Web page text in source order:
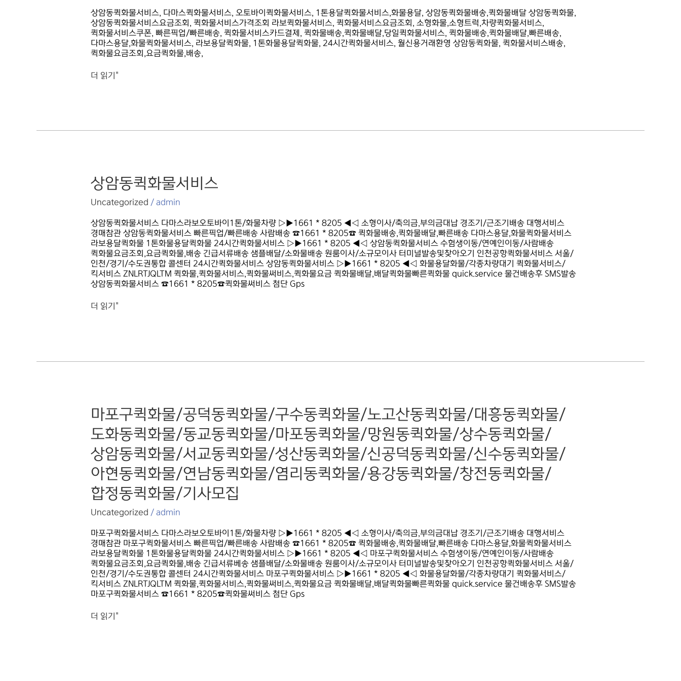
상암동퀵화물서비스, 다마스퀵화물서비스, 오토바이퀵화물서비스, 1톤용달퀵화물서비스,화물용달, 상암동퀵화물배송,퀵화물배달 상암동퀵화물,
상암동퀵화물서비스요금조회, 퀵화물서비스가격조회 라보퀵화물서비스, 퀵화물서비스요금조회, 소형화물,소형트럭,차량퀵화물서비스,
퀵화물서비스쿠폰, 빠른픽업/빠른배송, 퀵화물서비스카드결제, 퀵화물배송,퀵화물배달,당일퀵화물서비스, 퀵화물배송,퀵화물배달,빠른배송,
다마스용달,화물퀵화물서비스, 라보용달퀵화물, 1톤화물용달퀵화물, 24시간퀵화물서비스, 월신용거래환영 상암동퀵화물, 퀵화물서비스배송,
퀵화물요금조회,요금퀵화물,배송,
더 읽기"
상암동퀵화물서비스
Uncategorized / admin
상암동퀵화물서비스 다마스라보오토바이1톤/화물차량 ▷▶1661 * 8205 ◀◁ 소형이사/축의금,부의금대납 경조기/근조기배송 대행서비스
경매참관 상암동퀵화물서비스 빠른픽업/빠른배송 사람배송 ☎1661 * 8205☎ 퀵화물배송,퀵화물배달,빠른배송 다마스용달,화물퀵화물서비스
라보용달퀵화물 1톤화물용달퀵화물 24시간퀵화물서비스 ▷▶1661 * 8205 ◀◁ 상암동퀵화물서비스 수험생이동/연예인이동/사람배송
퀵화물요금조회,요금퀵화물,배송 긴급서류배송 샘플배달/소화물배송 원룸이사/소규모이사 터미널발송및찾아오기 인천공항퀵화물서비스 서울/
인천/경기/수도권통합 콜센터 24시간퀵화물서비스 상암동퀵화물서비스 ▷▶1661 * 8205 ◀◁ 화물용달화물/각종차량대기 퀵화물서비스/
킥서비스 ZNLRTJQLTM 퀵화물,퀵화물서비스,퀵화물써비스,퀵화물요금 퀵화물배달,배달퀵화물빠른퀵화물 quick.service 물건배송후 SMS발송
상암동퀵화물서비스 ☎1661 * 8205☎퀵화물써비스 첨단 Gps
상암동퀵화물서비스
더 읽기"
마포구퀵화물/공덕동퀵화물/구수동퀵화물/노고산동퀵화물/대흥동퀵화물/
도화동퀵화물/동교동퀵화물/마포동퀵화물/망원동퀵화물/상수동퀵화물/
상암동퀵화물/서교동퀵화물/성산동퀵화물/신공덕동퀵화물/신수동퀵화물/
아현동퀵화물/연남동퀵화물/염리동퀵화물/용강동퀵화물/창전동퀵화물/
합정동퀵화물/기사모집
Uncategorized / admin
마포구퀵화물서비스 다마스라보오토바이1톤/화물차량 ▷▶1661 * 8205 ◀◁ 소형이사/축의금,부의금대납 경조기/근조기배송 대행서비스
경매참관 마포구퀵화물서비스 빠른픽업/빠른배송 사람배송 ☎1661 * 8205☎ 퀵화물배송,퀵화물배달,빠른배송 다마스용달,화물퀵화물서비스
라보용달퀵화물 1톤화물용달퀵화물 24시간퀵화물서비스 ▷▶1661 * 8205 ◀◁ 마포구퀵화물서비스 수험생이동/연예인이동/사람배송
퀵화물요금조회,요금퀵화물,배송 긴급서류베송 샘플배달/소화물배송 원룸이사/소규모이사 터미널발송및찾아오기 인천공항퀵화물서비스 서울/
인천/경기/수도권통합 콜센터 24시간퀵화물서비스 마포구퀵화물서비스 ▷▶1661 * 8205 ◀◁ 화물용달화물/각종차량대기 퀵화물서비스/
킥서비스 ZNLRTJQLTM 퀵화물,퀵화물서비스,퀵화물써비스,퀵화물요금 퀵화물배달,배달퀵화물빠른퀵화물 quick.service 물건배송후 SMS발송
마포구퀵화물서비스 ☎1661 * 8205☎퀵화물써비스 첨단 Gps
마포구퀵화물/
공덕동퀵화물/
구수동퀵화물/
노고산동퀵화물/
대흥동퀵화물/
도화동퀵화물/
동교동퀵화물/
마포동퀵화물/
망원동퀵화물/
상수동퀵화물/
상암동퀵화물/
성산동퀵화물/
신공덕동퀵화물/
신수동퀵화물/
아현동퀵화물/
연남동퀵화물/
염리동퀵화물/
용강동퀵화물/
합정동퀵화물/
기사모집
더 읽기"